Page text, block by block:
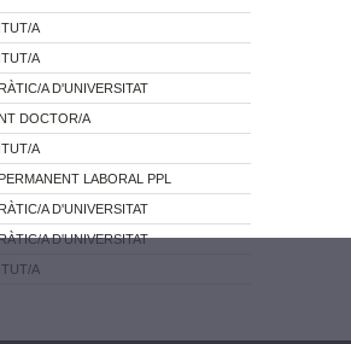
A
A
A D'UNIVERSITAT
DOCTOR/A
A
LABORAL PPL
A D'UNIVERSITAT
A D'UNIVERSITAT
A